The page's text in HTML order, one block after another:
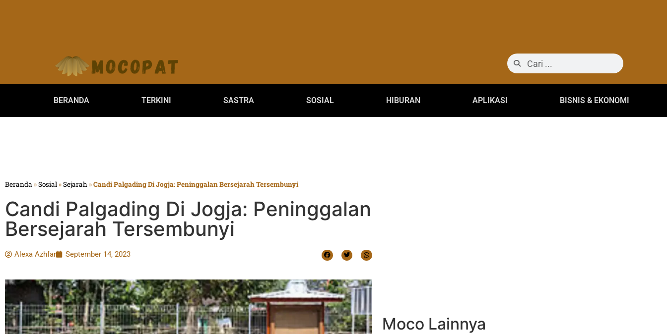
BERANDA TERKINI SASTRA SOSIAL HIBURAN APLIKASI BISNIS & EKONOMI
Beranda »Sosial »Sejarah »Candi Palgading Di Jogja: Peninggalan Bersejarah Tersembunyi
Candi Palgading Di Jogja: Peninggalan
Bersejarah Tersembunyi
Alexa Azhfar September 14, 2023
Moco Lainnya